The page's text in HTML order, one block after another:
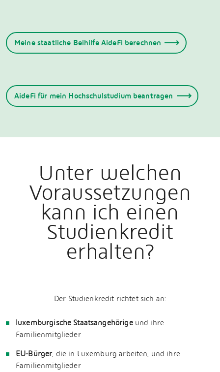
Meine staatliche Beihilfe AideFi berechnen
AideFi für mein Hochschulstudium beantragen
Unter welchen
Voraussetzungen
kann ich einen
Studienkredit
erhalten?
Der Studienkredit richtet sich an:
luxemburgische Staatsangehörigeund ihre
Familienmitglieder
EU-Bürger, die in Luxemburg arbeiten, und ihre
Familienmitglieder